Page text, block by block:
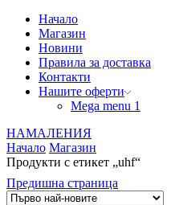
Начало
Магазин
Новини
Правила за доставка
Контакти
Нашите оферти
Mega menu 1
НАМАЛЕНИЯ
Начало Магазин
Продукти с етикет „uhf“
Предишна страница